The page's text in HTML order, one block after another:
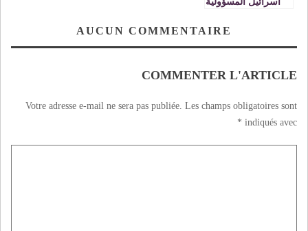
ويدعو لملاحقتها دولياAUCUN COMMENTAIRE
COMMENTER L'ARTICLE
Votre adresse e-mail ne sera pas publiée. Les champs obligatoires sont
indiqués avec
*